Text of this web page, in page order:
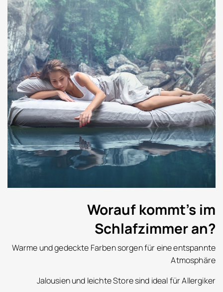
Worauf kommt’s im
Schlafzimmer an?
Warme und gedeckte Farben sorgen für eine entspannte
Atmosphäre
Jalousien und leichte Store sind ideal für Allergiker